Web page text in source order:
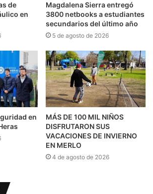
de
en
Magdalena Sierra entregó
3800 netbooks a estudiantes
secundarios del último año
5 de agosto de 2026
en
MÁS DE 100 MIL NIÑOS
DISFRUTARON SUS
VACACIONES DE INVIERNO
EN MERLO
4 de agosto de 2026